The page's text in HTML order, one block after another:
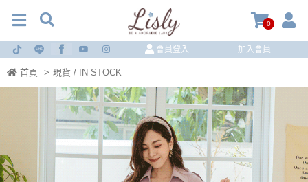
0
會員登入 加入會員
首頁 > 現貨 / IN STOCK